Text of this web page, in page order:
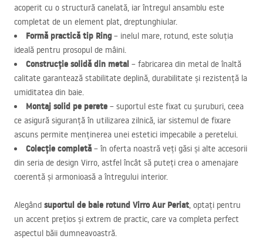
acoperit cu o structură canelată, iar întregul ansamblu este
completat de un element plat, dreptunghiular.
Formă practică tip Ring– inelul mare, rotund, este soluția
ideală pentru prosopul de mâini.
Construcție solidă din metal – fabricarea din metal de înaltă
calitate garantează stabilitate deplină, durabilitate și rezistență la
umiditatea din baie.
Montaj solid pe perete – suportul este fixat cu șuruburi, ceea
ce asigură siguranță în utilizarea zilnică, iar sistemul de fixare
ascuns permite menținerea unei estetici impecabile a peretelui.
Colecție completă – în oferta noastră veți găsi și alte accesorii
din seria de design Virro, astfel încât să puteți crea o amenajare
coerentă și armonioasă a întregului interior.
Alegând suportul de baie rotund Virro Aur Periat, optați pentru
un accent prețios și extrem de practic, care va completa perfect
aspectul băii dumneavoastră.